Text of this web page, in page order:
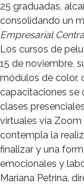
25 graduadas,
consolidando un
Empresarial
Los cursos de
15 de noviembre,
módulos de color,
capacitaciones se
clases
virtuales vía Zoom
contempla la
finalizar y una
emocionales y
Mariana Petrina,